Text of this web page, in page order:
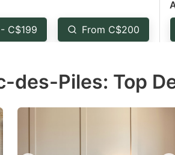
key
get
C$199 From C$200
des-Piles: Top